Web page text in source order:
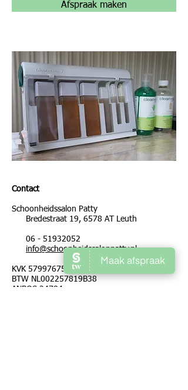
Afspraak maken
Contact
Schoonheidssalon Patty
Bredestraat 19, 6578 AT Leuth
06 - 51932052
info@schoonheidssalonpatty.nl
KVK 57997675
BTW NL002257819B38
ANBOS 24784